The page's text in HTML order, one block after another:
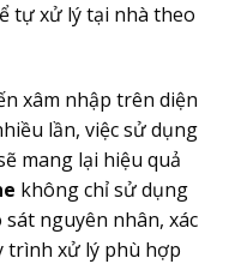
tự xử lý tại nhà theo
xâm nhập trên diện
lần, việc sử dụng
mang lại hiệu quả
không chỉ sử dụng
nguyên nhân, xác
trình xử lý phù hợp